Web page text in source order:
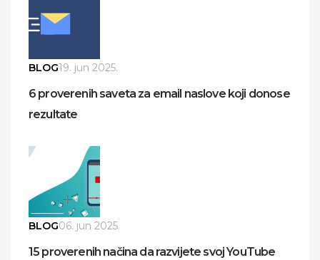
BLOG19. jun 2025.
6 proverenih saveta za email naslove koji donose
rezultate
BLOG06. jun 2025.
15 proverenih načina da razvijete svoj YouTube